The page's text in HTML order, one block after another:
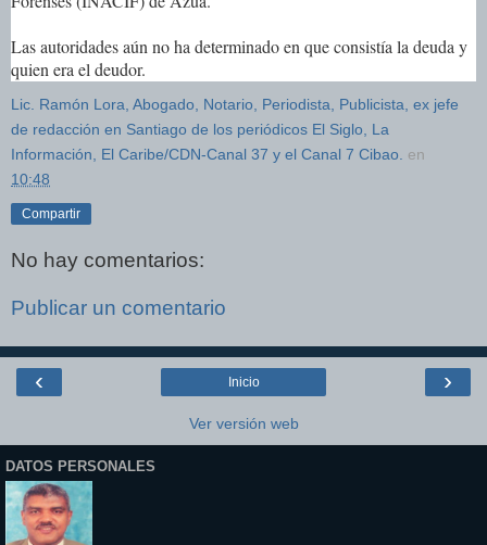
Las autoridades aún no ha determinado en que consistía la deuda y
quien era el deudor.
Lic. Ramón Lora, Abogado, Notario, Periodista, Publicista, ex jefe
de redacción en Santiago de los periódicos El Siglo, La
Información, El Caribe/CDN-Canal 37 y el Canal 7 Cibao. en
10:48
Compartir
No hay comentarios:
Publicar un comentario
‹ ›
Inicio
Ver versión web
DATOS PERSONALES